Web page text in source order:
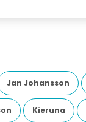
Jan Johansson
Kieruna